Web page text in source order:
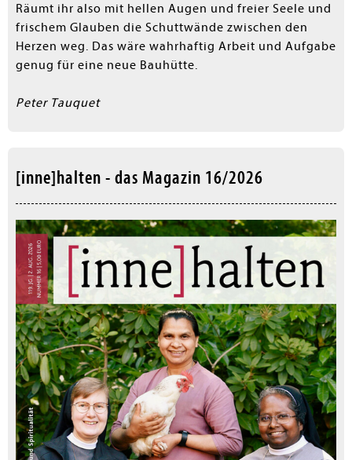
Räumt ihr also mit hellen Augen und freier Seele und
frischem Glauben die Schuttwände zwischen den
Herzen weg. Das wäre wahrhaftig Arbeit und Aufgabe
genug für eine neue Bauhütte.
Peter Tauquet
[inne]halten - das Magazin 16/2026